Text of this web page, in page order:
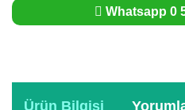
Whatsapp 0
Ürün Bilgisi